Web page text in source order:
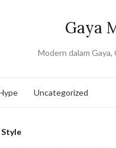
Gaya
Modern dalam Gaya,
Uncategorized
Style